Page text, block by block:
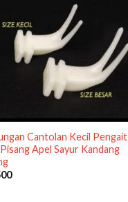
Cantolan Kecil Pengait
Apel Sayur Kandang